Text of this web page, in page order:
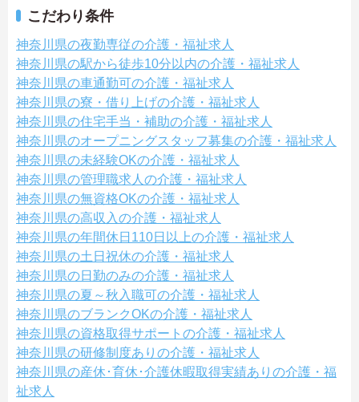
こだわり条件
神奈川県の夜勤専従の介護・福祉求人
神奈川県の駅から徒歩10分以内の介護・福祉求人
神奈川県の車通勤可の介護・福祉求人
神奈川県の寮・借り上げの介護・福祉求人
神奈川県の住宅手当・補助の介護・福祉求人
神奈川県のオープニングスタッフ募集の介護・福祉求人
神奈川県の未経験OKの介護・福祉求人
神奈川県の管理職求人の介護・福祉求人
神奈川県の無資格OKの介護・福祉求人
神奈川県の高収入の介護・福祉求人
神奈川県の年間休日110日以上の介護・福祉求人
神奈川県の土日祝休の介護・福祉求人
神奈川県の日勤のみの介護・福祉求人
神奈川県の夏～秋入職可の介護・福祉求人
神奈川県のブランクOKの介護・福祉求人
神奈川県の資格取得サポートの介護・福祉求人
神奈川県の研修制度ありの介護・福祉求人
神奈川県の産休･育休･介護休暇取得実績ありの介護・福
祉求人